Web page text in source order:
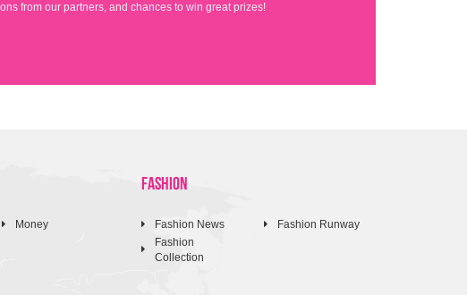
from our partners, and chances to win great prizes!
Money
FASHION
Fashion News
Fashion
Collection
Fashion Runway